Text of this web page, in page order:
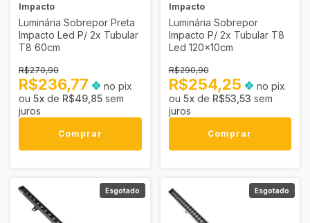
Impacto
Luminária Sobrepor Preta
Impacto Led P/ 2x Tubular
T8 60cm
R$270,90
R$236,77
no pix
5x de R$49,85 sem
juros
Comprar
Impacto
Luminária Sobrepor
Impacto P/ 2x Tubular T8
Led 120x10cm
R$290,90
R$254,25
no pix
5x de R$53,53 sem
juros
Comprar
Esgotado Esgotado